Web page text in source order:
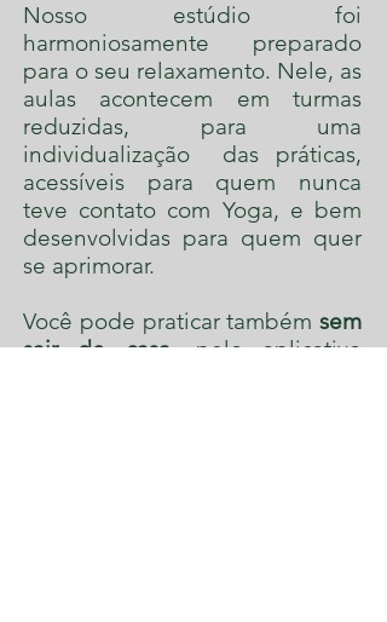
Nosso estúdio foi
harmoniosamente preparado
para o seu relaxamento. Nele, as
aulas acontecem em turmas
reduzidas, para uma
individualização das práticas,
acessíveis para quem nunca
teve contato com Yoga, e bem
desenvolvidas para quem quer
se aprimorar.
Você pode praticar também sem
sair de casa, pelo aplicativo